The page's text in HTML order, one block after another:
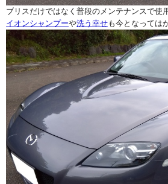
ブリスだけではなく普段のメンテナンスで使
イオンシャンプーや洗う幸せも今となっては